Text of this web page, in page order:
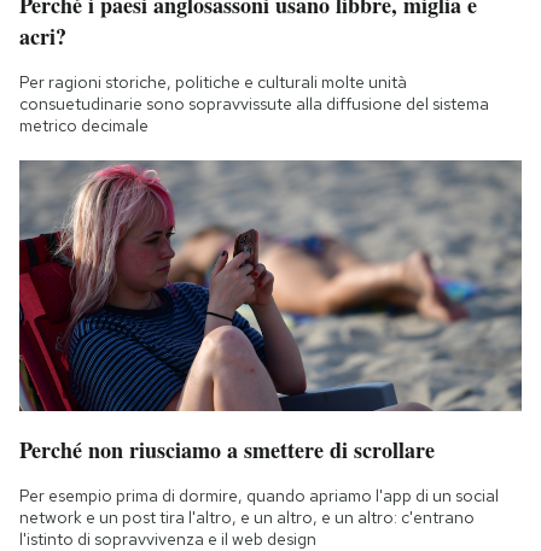
acri?
Per ragioni storiche, politiche e culturali molte unità
consuetudinarie sono sopravvissute alla diffusione del sistema
metrico decimale
Perché non riusciamo a smettere di scrollare
Per esempio prima di dormire, quando apriamo l'app di un social
network e un post tira l'altro, e un altro, e un altro: c'entrano
l'istinto di sopravvivenza e il web design